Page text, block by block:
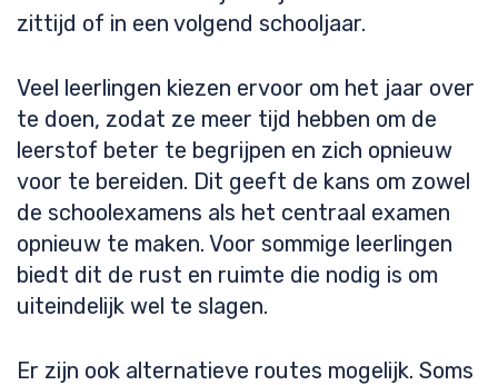
zittijd of in een volgend schooljaar.
Veel leerlingen kiezen ervoor om het jaar over
te doen, zodat ze meer tijd hebben om de
leerstof beter te begrijpen en zich opnieuw
voor te bereiden. Dit geeft de kans om zowel
de schoolexamens als het centraal examen
opnieuw te maken. Voor sommige leerlingen
biedt dit de rust en ruimte die nodig is om
uiteindelijk wel te slagen.
Er zijn ook alternatieve routes mogelijk. Soms